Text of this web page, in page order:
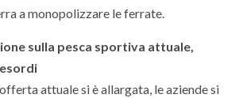
a monopolizzare le ferrate.
sulla pesca sportiva attuale,
attuale si è allargata, le aziende si